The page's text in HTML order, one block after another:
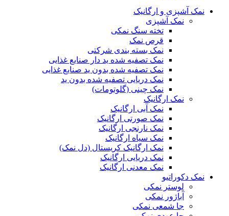
نمک آشپزی و ارگانیک
نمک آشپزی
تخته سنگ نمکی
قرص نمک
نمک بسته بندی شرکتی
نمک تصفیه شده ید دار صنایع غذایی
نمک تصفیه شده بدون ید صنایع غذایی
نمک دریایی تصفیه شده بدون ید
نمک چینی (گلوتومات)
نمک ارگانیک
نمک آبی ارگانیک
نمک صورتی ارگانیک
نمک نارنجی ارگانیک
نمک سیاه ارگانیک
نمک ارگانیک کریستال (دل نمک)
نمک دریایی ارگانیک
نمک معدنی ارگانیک
نمک دکوراتیو
لوستر نمکی
آباژور نمکی
جا شمعی نمکی